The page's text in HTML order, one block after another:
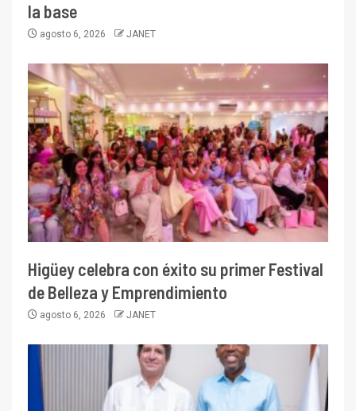
la base
agosto 6, 2026 JANET
Higüey celebra con éxito su primer Festival
de Belleza y Emprendimiento
agosto 6, 2026 JANET